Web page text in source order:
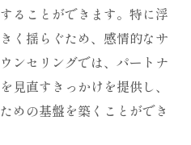
緒に歩む問題解決の道
リングが有効な理由
見る浮気問題の解決法
効果について
得る安心感とその重要性
ることができます。特に浮
く揺らぐため、感情的なサ
ンセリングでは、パートナ
見直すきっかけを提供し、
めの基盤を築くことができ